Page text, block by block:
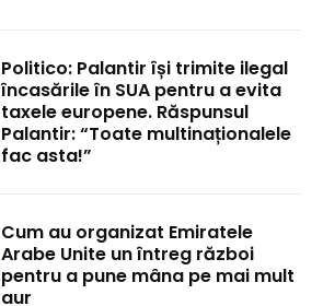
Politico: Palantir își trimite ilegal
încasările în SUA pentru a evita
taxele europene. Răspunsul
Palantir: “Toate multinaționalele
fac asta!”
Cum au organizat Emiratele
Arabe Unite un întreg război
pentru a pune mâna pe mai mult
aur